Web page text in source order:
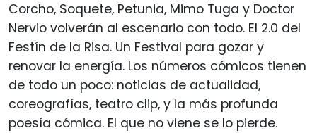
Corcho, Soquete, Petunia, Mimo Tuga y Doctor
Nervio volverán al escenario con todo. El 2.0 del
Festín de la Risa. Un Festival para gozar y
renovar la energía. Los números cómicos tienen
de todo un poco: noticias de actualidad,
coreografías, teatro clip, y la más profunda
poesía cómica. El que no viene se lo pierde.